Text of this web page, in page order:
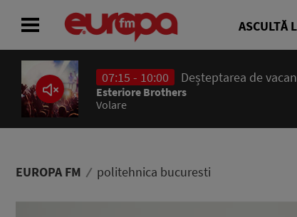
ASCULTĂ
07:15 - 10:00 Deșteptarea de
Esteriore Brothers
Volare
EUROPA FM politehnica bucuresti
ACASĂ
ȘTIRI